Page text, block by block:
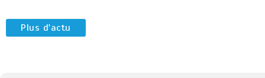
Plus d'actu